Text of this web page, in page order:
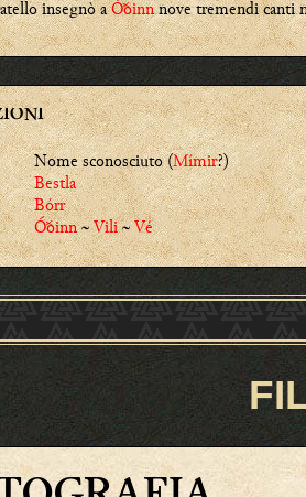
insegnò aÓðinnnove tremendi canti
Nome sconosciuto (Mímir?)
Bestla
Bórr
Óðinn~Vili~Vé